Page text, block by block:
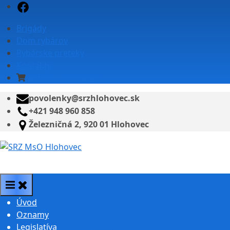
Skip
content
Facebook
Brigády
Dom rybárov
povolenky@srzhlohovec.sk
+421 948 960 858
Železničná 2, 920 01 Hlohovec
Úvod
Oznamy
Legislatíva